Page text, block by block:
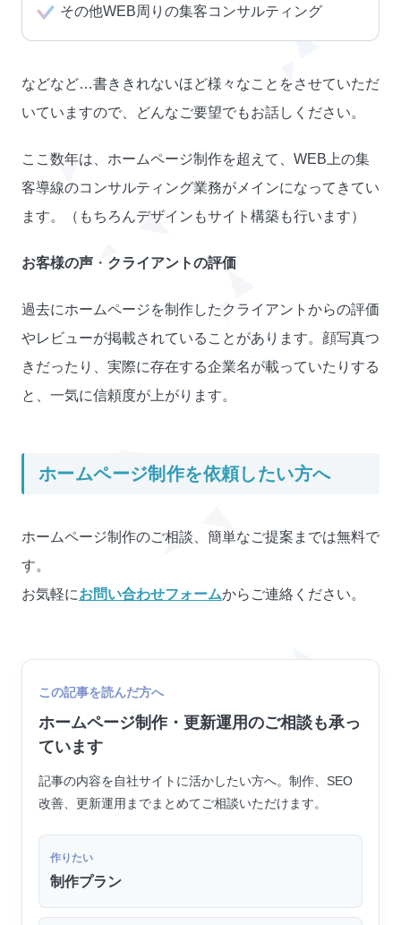
その他WEB周りの集客コンサルティング
などなど…書ききれないほど様々なことをさせていただ
いていますので、どんなご要望でもお話しください。
ここ数年は、ホームページ制作を超えて、WEB上の集
客導線のコンサルティング業務がメインになってきてい
ます。（もちろんデザインもサイト構築も行います）
お客様の声 ・ クライアントの評価
過去にホームページを制作したクライアントからの評価
やレビューが掲載されていることがあります。顔写真つ
きだったり、実際に存在する企業名が載っていたりする
と、一気に信頼度が上がります。
ホームページ制作を依頼したい方へ
ホームページ制作のご相談、簡単なご提案までは無料で
す。
お気軽にお問い合わせフォームからご連絡ください。
この記事を読んだ方へ
ホームページ制作・更新運用のご相談も承っ
ています
記事の内容を自社サイトに活かしたい方へ。制作、SEO
改善、更新運用までまとめてご相談いただけます。
作りたい
制作プラン